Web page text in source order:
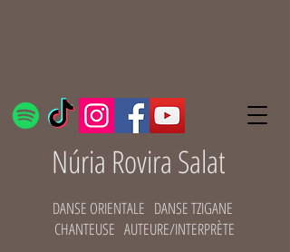
Núria Rovira Salat
DANSE ORIENTALE DANSE TZIGANE
CHANTEUSE AUTEURE/INTERPRÈTE